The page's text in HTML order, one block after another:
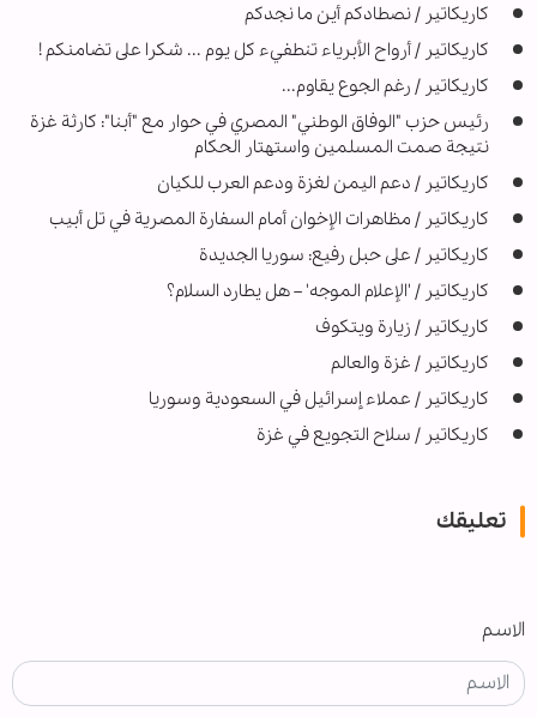
كاريكاتير / نصطادكم أين ما نجدكم
كاريكاتير / أرواح الأبرياء تنطفيء كل يوم ... شكرا على تضامنكم !
كاريكاتير / رغم الجوع يقاوم...
رئيس حزب "الوفاق الوطني" المصري في حوار مع "أبنا": كارثة غزة
نتيجة صمت المسلمين واستهتار الحكام
كاريكاتير / دعم اليمن لغزة ودعم العرب للكيان
كاريكاتير / مظاهرات الإخوان أمام السفارة المصرية في تل أبيب
كاريكاتير / على حبل رفيع: سوريا الجديدة
كاريكاتير / 'الإعلام الموجه' – هل يطارد السلام؟
كاريكاتير / زيارة ويتكوف
كاريكاتير / غزة والعالم
كاريكاتير / عملاء إسرائيل في السعودية وسوريا
كاريكاتير / سلاح التجويع في غزة
تعليقك
الاسم